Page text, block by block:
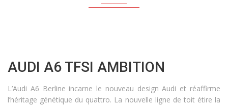
AUDI A6 TFSI AMBITION
L’Audi A6 Berline incarne le nouveau design Audi et réaffirme
l’héritage génétique du quattro. La nouvelle ligne de toit étire la